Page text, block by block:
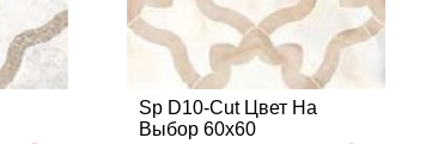
Sp D10-Cut Цвет На
Выбор 60x60